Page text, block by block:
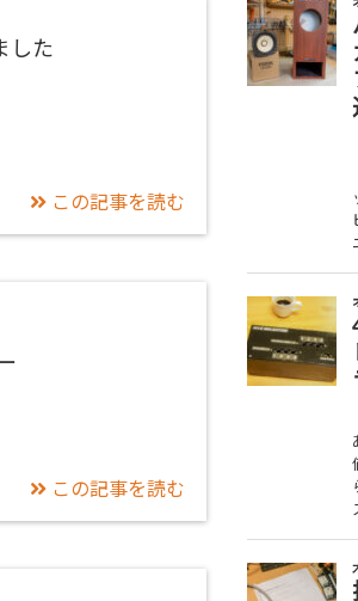
した
この記事を読む
この記事を読む